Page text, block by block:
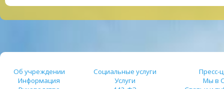
Об учреждении
Информация
Социальные услуги
Услуги
Пресс-
Мы в